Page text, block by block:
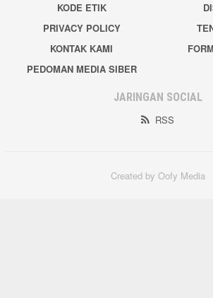
KODE ETIK
PRIVACY POLICY
KONTAK KAMI
PEDOMAN MEDIA SIBER
JARINGAN SOCIAL
RSS
Created by Oofy Media